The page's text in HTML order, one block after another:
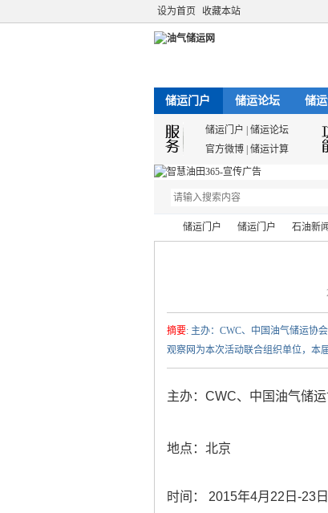
设为首页 收藏本站
储运门户 储运论坛 储
储运门户 储运论坛
官方微博 储运计算
储运门户 储运门户 石油新闻
摘要: 主办：CWC、中国油气储运协
观察网为本次活动联合组织单位，本
主办：CWC、中国油气储
地点：北京
时间： 2015年4月22日-23日